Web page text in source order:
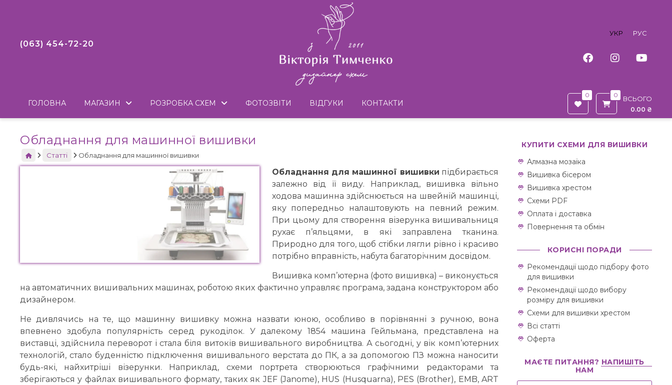
(063) 454-72-20
УКР РУС
0 0 ВСЬОГО
0.00 ₴
ГОЛОВНА МАГАЗИН РОЗРОБКА СХЕМ ФОТОЗВІТИ ВІДГУКИ КОНТАКТИ
Обладнання для машинної вишивки
Статті Обладнання для машинної вишивки
Обладнання для машинної вишивки підбирається
залежно від її виду. Наприклад, вишивка вільно
ходова машинна здійснюється на швейній машинці,
яку попередньо налаштовують на певний режим.
При цьому для створення візерунка вишивальниця
рухає п’яльцями, в які заправлена тканина.
Природно для того, щоб стібки лягли рівно і красиво
потрібно вправність, набута багаторічним досвідом.
Вишивка комп’ютерна (фото вишивка) – виконується
на автоматичних вишивальних машинах, роботою яких фактично управляє програма, задана конструктором або
дизайнером.
Не дивлячись на те, що машинну вишивку можна назвати юною, особливо в порівнянні з ручною, вона
впевнено здобула популярність серед рукоділок. У далекому 1854 машина Гейльмана, представлена на
виставці, здійснила переворот і стала біля витоків вишивального виробництва. А сьогодні, у вік комп’ютерних
технологій, стало буденністю підключення вишивального верстата до ПК, а за допомогою ПЗ можна наносити
будь-які, найхитріші візерунки. Наприклад, схеми портрета створюються графічними редакторами та
зберігаються у файлах вишивального формату, таких як JEF (Janome), HUS (Husquarna), PES (Brother), EMB, ART
КУПИТИ СХЕМИ ДЛЯ ВИШИВКИ
Алмазна мозаїка
Вишивка бісером
Вишивка хрестом
Схеми PDF
Оплата і доставка
Повернення та обмін
КОРИСНІ ПОРАДИ
Рекомендації щодо підбору фото
для вишивки
Рекомендації щодо вибору
розміру для вишивки
Схеми для вишивки хрестом
Всі статті
Оферта
МАЄТЕ ПИТАННЯ? НАПИШІТЬ
НАМ